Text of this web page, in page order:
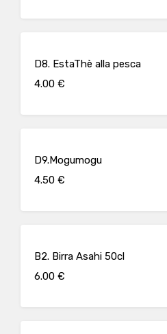
D8. EstaThè alla pesca
4.00 €
D9.Mogumogu
4.50 €
B2. Birra Asahi 50cl
6.00 €